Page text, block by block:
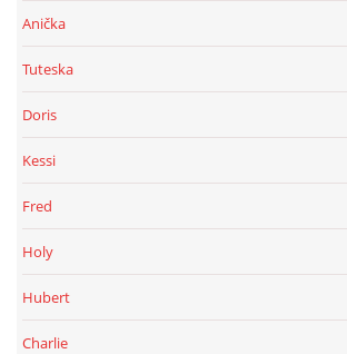
Anička
Tuteska
Doris
Kessi
Fred
Holy
Hubert
Charlie